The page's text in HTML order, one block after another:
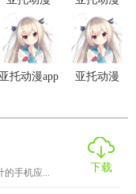
动漫，满足用户多样
，智能推送相似或可
2026最新版
亚托动漫app
亚托动漫
的手机应...
下载